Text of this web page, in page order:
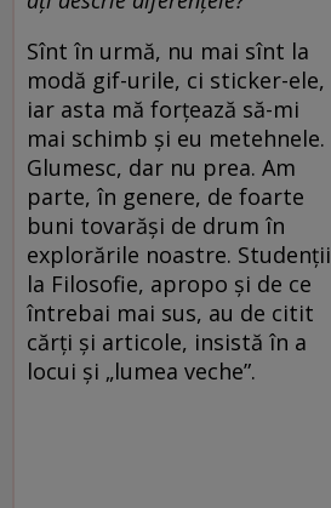
Sînt în urmă, nu mai sînt la
modă gif-urile, ci sticker-ele,
iar asta mă forțează să-mi
mai schimb și eu metehnele.
Glumesc, dar nu prea. Am
parte, în genere, de foarte
buni tovarăși de drum în
explorările noastre. Studenții
la Filosofie, apropo și de ce
întrebai mai sus, au de citit
cărți și articole, insistă în a
locui și „lumea veche”.